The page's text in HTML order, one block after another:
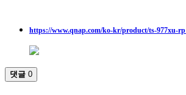
https://www.qnap.com/ko-kr/product/ts-977xu-rp
댓글 0